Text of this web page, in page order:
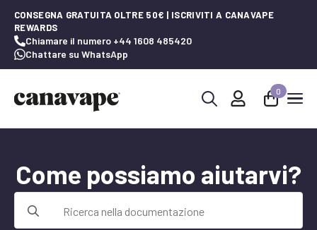
CONSEGNA GRATUITA OLTRE 50€ | ISCRIVITI A CANAVAPE
REWARDS
Chiamare il numero +44 1608 485420
Chattare su WhatsApp
0
Come possiamo aiutarvi?
per: